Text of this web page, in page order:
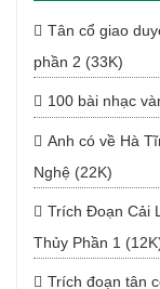
Tân cổ giao
phần 2 (33K)
100 bài nhạc
Anh có về Hà
Nghệ (22K)
Trích Đoạn Cải
Thủy Phần 1
Trích đoạn tân